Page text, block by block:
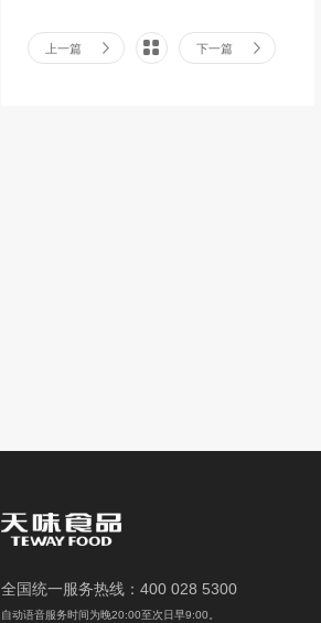
上一篇 下一篇
全国统一服务热线：400 028 5300
自动语音服务时间为晚20:00至次日早9:00。